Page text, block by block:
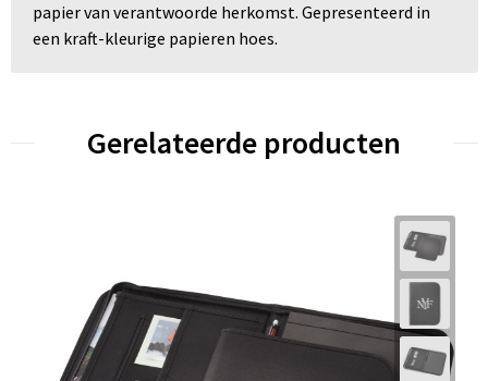
papier van verantwoorde herkomst. Gepresenteerd in
een kraft-kleurige papieren hoes.
Gerelateerde producten